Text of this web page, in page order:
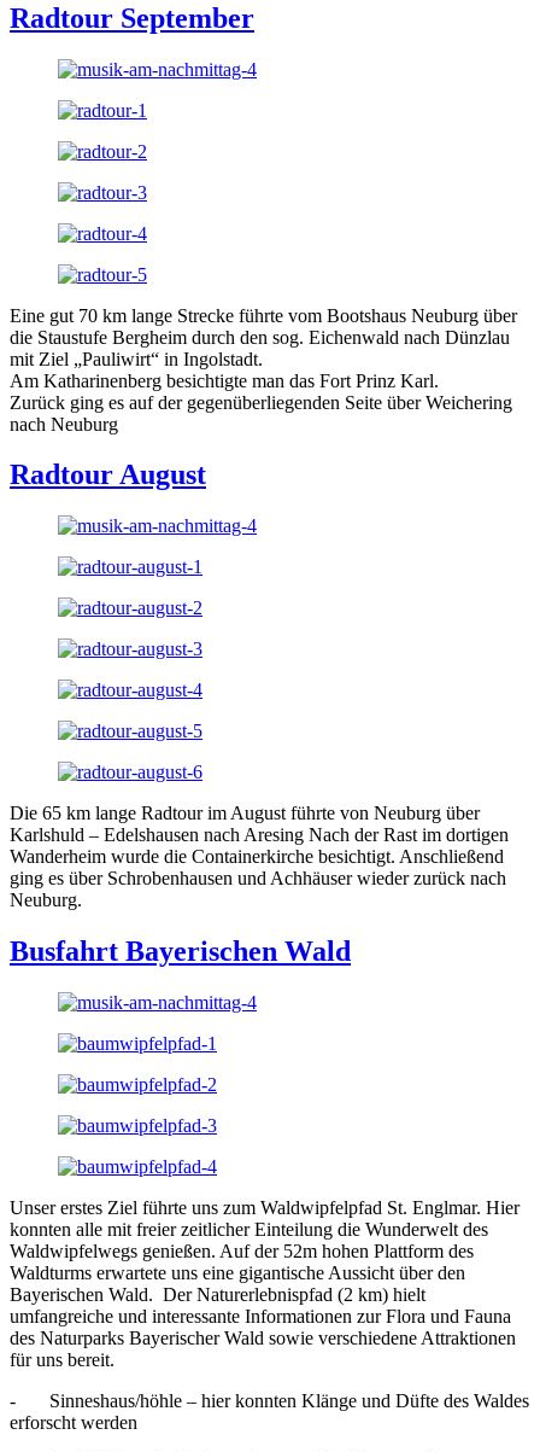
Radtour September
Eine gut 70 km lange Strecke führte vom Bootshaus Neuburg über
die Staustufe Bergheim durch den sog. Eichenwald nach Dünzlau
mit Ziel „Pauliwirt“ in Ingolstadt.
Am Katharinenberg besichtigte man das Fort Prinz Karl.
Zurück ging es auf der gegenüberliegenden Seite über Weichering
nach Neuburg
Radtour August
Die 65 km lange Radtour im August führte von Neuburg über
Karlshuld – Edelshausen nach Aresing Nach der Rast im dortigen
Wanderheim wurde die Containerkirche besichtigt. Anschließend
ging es über Schrobenhausen und Achhäuser wieder zurück nach
Neuburg.
Busfahrt Bayerischen Wald
Unser erstes Ziel führte uns zum Waldwipfelpfad St. Englmar. Hier
konnten alle mit freier zeitlicher Einteilung die Wunderwelt des
Waldwipfelwegs genießen. Auf der 52m hohen Plattform des
Waldturms erwartete uns eine gigantische Aussicht über den
Bayerischen Wald. Der Naturerlebnispfad (2 km) hielt
umfangreiche und interessante Informationen zur Flora und Fauna
des Naturparks Bayerischer Wald sowie verschiedene Attraktionen
für uns bereit.
- Sinneshaus/höhle – hier konnten Klänge und Düfte des Waldes
erforscht werden